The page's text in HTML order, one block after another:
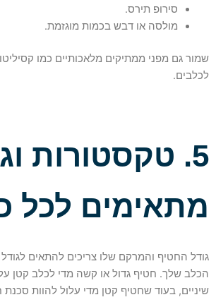
סירופ תירס.
מולסה או דבש בכמות מוגזמת.
שמור גם מפני ממתיקים מלאכותיים כמו
לכלבים.
5. טקסטורות
מתאימים לכל
גודל החטיף והמרקם שלו צריכים להתאים
הכלב שלך. חטיף גדול או קשה מדי לכלב קטן
שיניים, בעוד שחטיף קטן מדי עלול להוות סכנת